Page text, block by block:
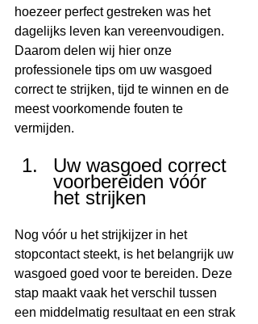
hoezeer perfect gestreken was het
dagelijks leven kan vereenvoudigen.
Daarom delen wij hier onze
professionele tips om uw wasgoed
correct te strijken, tijd te winnen en de
meest voorkomende fouten te
vermijden.
Uw wasgoed correct
voorbereiden vóór
het strijken
Nog vóór u het strijkijzer in het
stopcontact steekt, is het belangrijk uw
wasgoed goed voor te bereiden. Deze
stap maakt vaak het verschil tussen
een middelmatig resultaat en een strak